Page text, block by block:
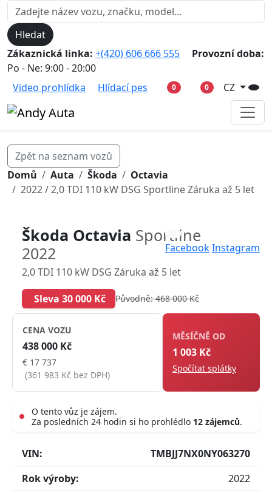
Hledat
Zákaznická linka: +(420) 606 666 555
Provozní doba:
Po - Ne: 9:00 - 20:00
Video prohlídka
Hlídací pes 0 0 CZ
Zpět na seznam vozů
Domů
Auta Škoda
Octavia
2022 / 2,0 TDI 110 kW DSG Sportline Záruka až 5 let
Škoda Octavia Sportline
2022
2,0 TDI 110 kW DSG Záruka až 5 let
FacebookInstagram
Sleva 30 000 Kč Původně: 468 000 Kč
CENA VOZU
438 000 Kč
€ 17 737
(361 983 Kč bez DPH)
MĚSÍČNĚ OD
1 003 Kč
Spočítat splátky
Live
O tento vůz je zájem.
Za posledních 24 hodin si ho prohlédlo 12 zájemců.
VIN:
TMBJJ7NX0NY063270
Rok výroby:
2022